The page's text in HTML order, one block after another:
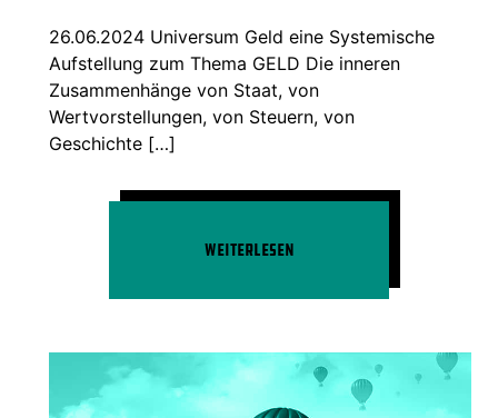
26.06.2024 Universum Geld eine Systemische
Aufstellung zum Thema GELD Die inneren
Zusammenhänge von Staat, von
Wertvorstellungen, von Steuern, von
Geschichte […]
Weiterlesen